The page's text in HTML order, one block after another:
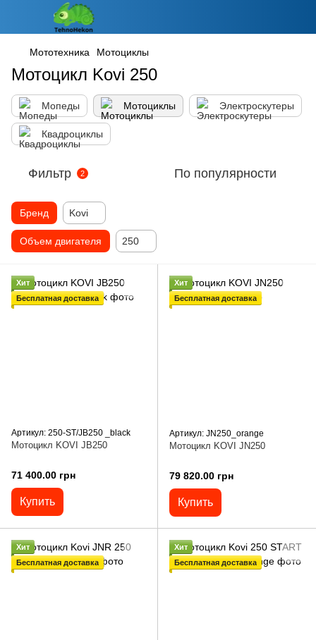
Мототехника Мотоциклы
Мотоцикл Kovi 250
Мопеды Мотоциклы Электроскутеры
Квадроциклы
Фильтр 2 По популярности
Бренд Kovi
Объем двигателя 250
Хит
Бесплатная доставка
Артикул: 250-ST/JB250 _black
Мотоцикл KOVI JB250
71 400.00 грн
Купить
Хит
Бесплатная доставка
Артикул: JN250_orange
Мотоцикл KOVI JN250
79 820.00 грн
Купить
Хит
Бесплатная доставка
Хит
Бесплатная доставка